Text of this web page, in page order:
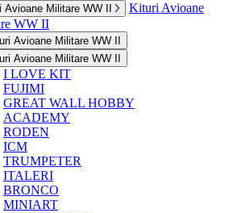
Avioane Militare WW II
Kituri Avioane
WW II
Avioane Militare WW II
Avioane Militare WW II
I LOVE KIT
FUJIMI
GREAT WALL HOBBY
ACADEMY
RODEN
ICM
TRUMPETER
ITALERI
BRONCO
MINIART